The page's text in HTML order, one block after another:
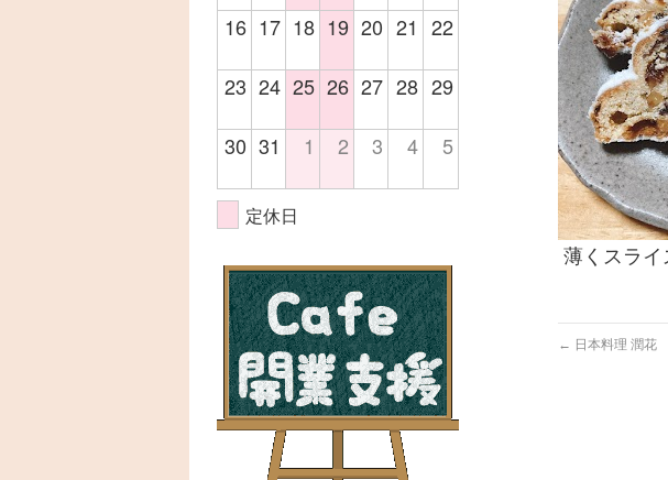
薄くスライ
← 日本料理 潤花
16 17 18 19 20 21 22
23 24 25 26 27 28 29
30 31 1 2 3 4 5
定休日